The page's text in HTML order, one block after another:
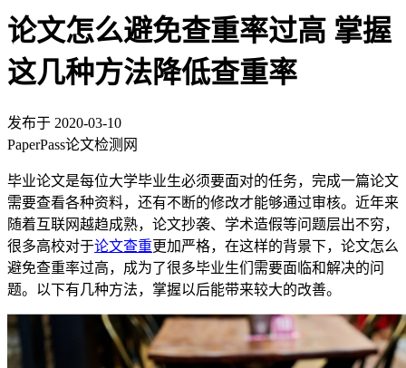
论文怎么避免查重率过高 掌握
这几种方法降低查重率
发布于 2020-03-10
PaperPass论文检测网
毕业论文是每位大学毕业生必须要面对的任务，完成一篇论文
需要查看各种资料，还有不断的修改才能够通过审核。近年来
随着互联网越趋成熟，论文抄袭、学术造假等问题层出不穷，
很多高校对于论文查重更加严格，在这样的背景下，论文怎么
避免查重率过高，成为了很多毕业生们需要面临和解决的问
题。以下有几种方法，掌握以后能带来较大的改善。